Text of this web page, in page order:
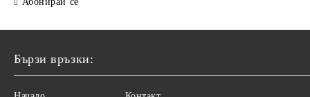
Бързи връзки: